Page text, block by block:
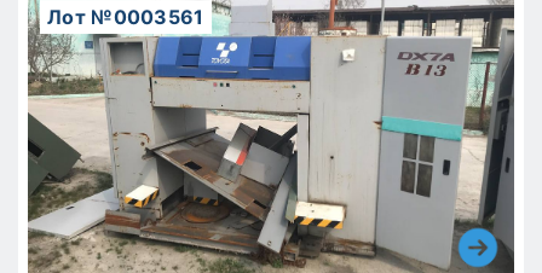
Лот №0003561